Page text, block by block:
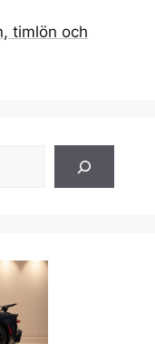
timlön och